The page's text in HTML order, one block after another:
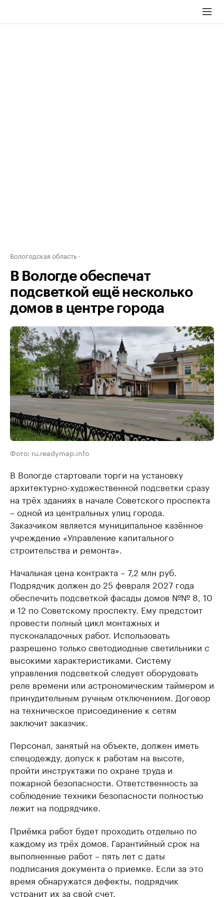
Вологодская область
В Вологде обеспечат
подсветкой ещё несколько
домов в центре города
Фото: ru.readymap.info
В Вологде стартовали торги на установку
архитектурно-художественной подсветки сразу
на трёх зданиях в начале Советского проспекта
– одной из центральных улиц города.
Заказчиком является муниципальное казённое
учреждение «Управление капитального
строительства и ремонта».
Начальная цена контракта – 7,2 млн руб.
Подрядчик должен до 25 февраля 2027 года
обеспечить подсветкой фасады домов №№ 8, 10
и 12 по Советскому проспекту. Ему предстоит
провести полный цикл монтажных и
пусконаладочных работ. Использовать
разрешено только светодиодные светильники с
высокими характеристиками. Систему
управления подсветкой следует оборудовать
реле времени или астрономическим таймером и
принудительным ручным отключением. Договор
на техническое присоединение к сетям
заключит заказчик.
Персонал, занятый на объекте, должен иметь
спецодежду, допуск к работам на высоте,
пройти инструктажи по охране труда и
пожарной безопасности. Ответственность за
соблюдение техники безопасности полностью
лежит на подрядчике.
Приёмка работ будет проходить отдельно по
каждому из трёх домов. Гарантийный срок на
выполненные работ – пять лет с даты
подписания документа о приемке. Если за это
время обнаружатся дефекты, подрядчик
устранит их за свой счет.